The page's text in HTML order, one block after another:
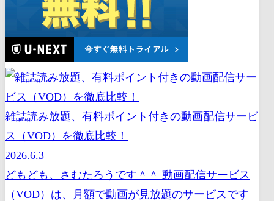
雑誌読み放題、有料ポイント付きの動画配信サービ
ス（VOD）を徹底比較！
2026.6.3
どもども、さむたろうです＾＾ 動画配信サービス
（VOD）は、月額で動画が見放題のサービスです